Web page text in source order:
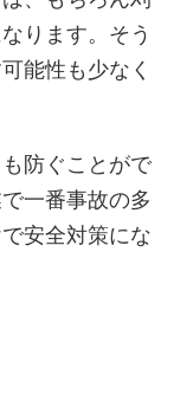
ります。そう
能性も少なく
防ぐことがで
一番事故の多
安全対策にな